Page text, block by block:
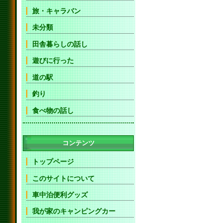
旅・キャラバン
未分類
田舎暮らしの話し
遊びに行った
道の駅
釣り
食べ物の話し
コンテンツ
トップページ
このサイトについて
車中泊便利グッズ
我が家のキャンピングカー